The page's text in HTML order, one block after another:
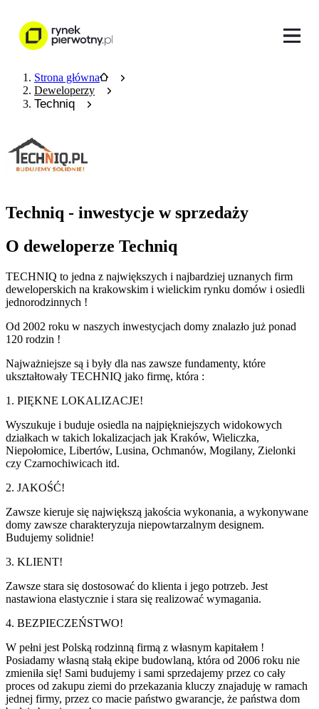
Strona główna
Deweloperzy
Techniq
Techniq - inwestycje w sprzedaży
O deweloperze Techniq
TECHNIQ to jedna z największych i najbardziej uznanych firm
deweloperskich na krakowskim i wielickim rynku domów i osiedli
jednorodzinnych !
Od 2002 roku w naszych inwestycjach domy znalazło już ponad
120 rodzin !
Najważniejsze są i były dla nas zawsze fundamenty, które
ukształtowały TECHNIQ jako firmę, która :
1. PIĘKNE LOKALIZACJE!
Wyszukuje i buduje osiedla na najpiękniejszych widokowych
działkach w takich lokalizacjach jak Kraków, Wieliczka,
Niepołomice, Libertów, Lusina, Ochmanów, Mogilany, Zielonki
czy Czarnochiwicach itd.
2. JAKOŚĆ!
Zawsze kieruje się największą jakościa wykonania, a wykonywane
domy zawsze charakteryzuja niepowtarzalnym designem.
Budujemy solidnie!
3. KLIENT!
Zawsze stara się dostosować do klienta i jego potrzeb. Jest
nastawiona elastycznie i stara się realizować wymagania.
4. BEZPIECZEŃSTWO!
W pełni jest Polską rodzinną firmą z własnym kapitałem !
Posiadamy własną stałą ekipe budowlaną, która od 2006 roku nie
zmieniła się! Sami budujemy i sami sprzedajemy przez co cały
proces od zakupu ziemi do przekazania kluczy znajaduję w ramach
jednej firmy, przez co macie państwo gwarancje, że państwa dom